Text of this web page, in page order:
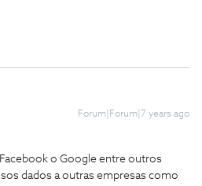
Forum|Forum|7 years ago
o Google entre outros
dados a outras empresas como